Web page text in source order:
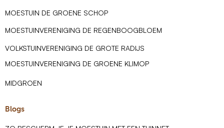
MOESTUIN DE GROENE SCHOP
MOESTUINVERENIGING DE REGENBOOGBLOEM
VOLKSTUINVERENIGING DE GROTE RADIJS
MOESTUINVERENIGING DE GROENE KLIMOP
MIDGROEN
Blogs